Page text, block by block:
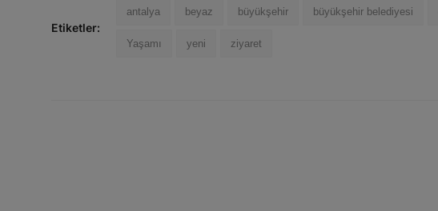
Etiketler:
antalya beyaz büyükşehir büyükşehir belediyesi
Yaşamı yeni ziyaret